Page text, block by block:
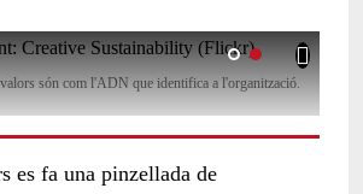
són com l'ADN que identifica a l'organització.
es fa una pinzellada de